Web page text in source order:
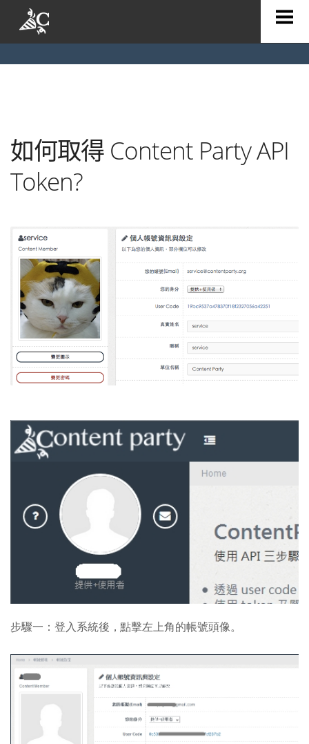
如何取得 Content Party API
Token?
步驟一：登入系統後，點擊左上角的帳號頭像。